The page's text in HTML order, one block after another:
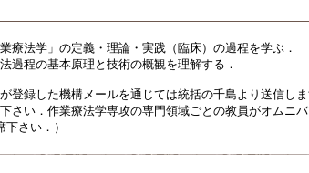
療法学」の定義・理論・実践（臨床）の過程を学ぶ．
過程の基本原理と技術の概観を理解する．
登録した機構メールを通じては統括の千島より送信し
さい．作業療法学専攻の専門領域ごとの教員がオムニ
さい．）